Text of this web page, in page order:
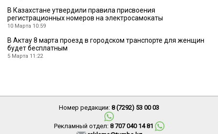
В Казахстане утвердили правила присвоения
регистрационных номеров на электросамокаты
10 Марта 10:59
В Актау 8 марта проезд в городском транспорте для женщин
будет бесплатным
5 Марта 11:22
Номер редакции: 8 (7292) 53 00 03
Рекламный отдел: 8 707 040 14 81